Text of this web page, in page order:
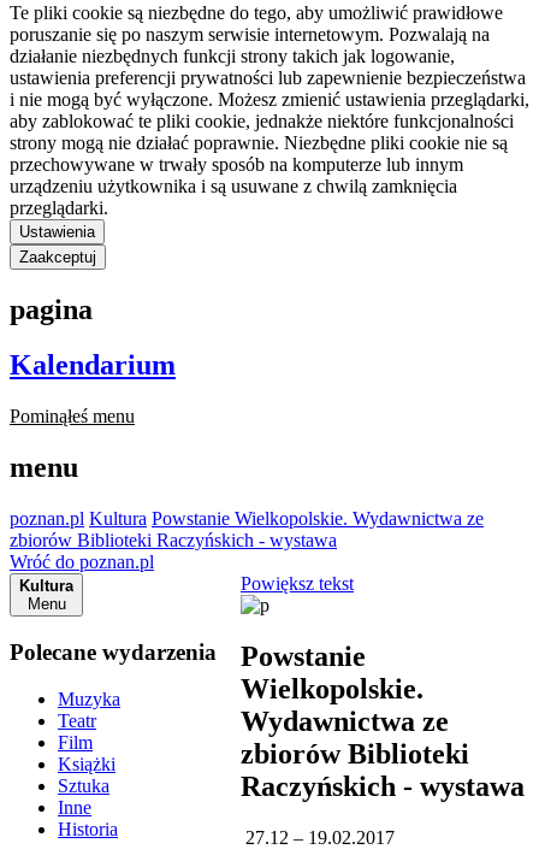
Te pliki cookie są niezbędne do tego, aby umożliwić prawidłowe
poruszanie się po naszym serwisie internetowym. Pozwalają na
działanie niezbędnych funkcji strony takich jak logowanie,
ustawienia preferencji prywatności lub zapewnienie bezpieczeństwa
i nie mogą być wyłączone. Możesz zmienić ustawienia przeglądarki,
aby zablokować te pliki cookie, jednakże niektóre funkcjonalności
strony mogą nie działać poprawnie. Niezbędne pliki cookie nie są
przechowywane w trwały sposób na komputerze lub innym
urządzeniu użytkownika i są usuwane z chwilą zamknięcia
przeglądarki.
Ustawienia
Zaakceptuj
pagina
Kalendarium
Pominąłeś menu
menu
poznan.pl Kultura Powstanie Wielkopolskie. Wydawnictwa ze
zbiorów Biblioteki Raczyńskich - wystawa
Wróć do poznan.pl
Kultura
Menu
Polecane wydarzenia
Muzyka
Teatr
Film
Książki
Sztuka
Inne
Historia
Powiększ tekst
Powstanie
Wielkopolskie.
Wydawnictwa ze
zbiorów Biblioteki
Raczyńskich - wystawa
27.12 – 19.02.2017